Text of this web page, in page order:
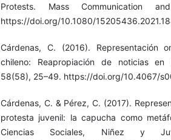
Protests. Mass Communication
https://doi.org/10.1080/
Cárdenas, C. (2016). Representación
chileno: Reapropiación de noticias en
58(58), 25–49. https://doi.org/10.4067/
Cárdenas, C. & Pérez, C. (2017).
protesta juvenil: la capucha como
Ciencias Sociales, Niñez y